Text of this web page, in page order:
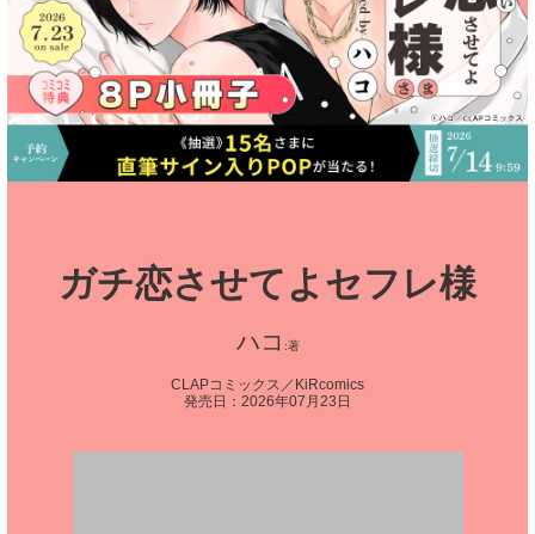
ガチ恋させてよセフレ様
ハコ
CLAPコミックス／KiRcomics
発売日：2026年07月23日